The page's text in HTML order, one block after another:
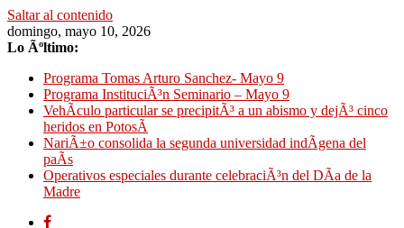
Saltar al contenido
domingo, mayo 10, 2026
Lo Ãºltimo:
Programa Tomas Arturo Sanchez- Mayo 9
Programa InstituciÃ³n Seminario – Mayo 9
VehÃ­culo particular se precipitÃ³ a un abismo y dejÃ³ cinco
heridos en PotosÃ­
NariÃ±o consolida la segunda universidad indÃ­gena del
paÃ­s
Operativos especiales durante celebraciÃ³n del DÃ­a de la
Madre